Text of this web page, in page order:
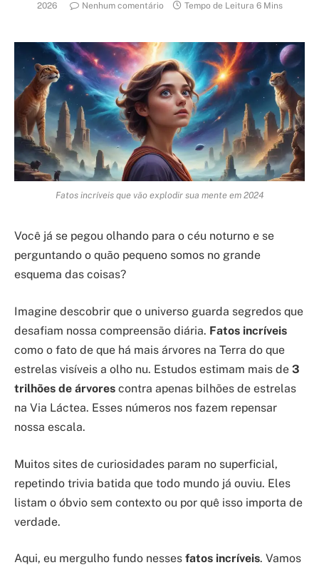
2026
Nenhum comentário Tempo de Leitura 6 Mins
Fatos incríveis que vão explodir sua mente em 2024
Você já se pegou olhando para o céu noturno e se
perguntando o quão pequeno somos no grande
esquema das coisas?
Imagine descobrir que o universo guarda segredos que
desafiam nossa compreensão diária. Fatos incríveis
como o fato de que há mais árvores na Terra do que
estrelas visíveis a olho nu. Estudos estimam mais de 3
trilhões de árvores contra apenas bilhões de estrelas
na Via Láctea. Esses números nos fazem repensar
nossa escala.
Muitos sites de curiosidades param no superficial,
repetindo trivia batida que todo mundo já ouviu. Eles
listam o óbvio sem contexto ou por quê isso importa de
verdade.
Aqui, eu mergulho fundo nesses fatos incríveis. Vamos